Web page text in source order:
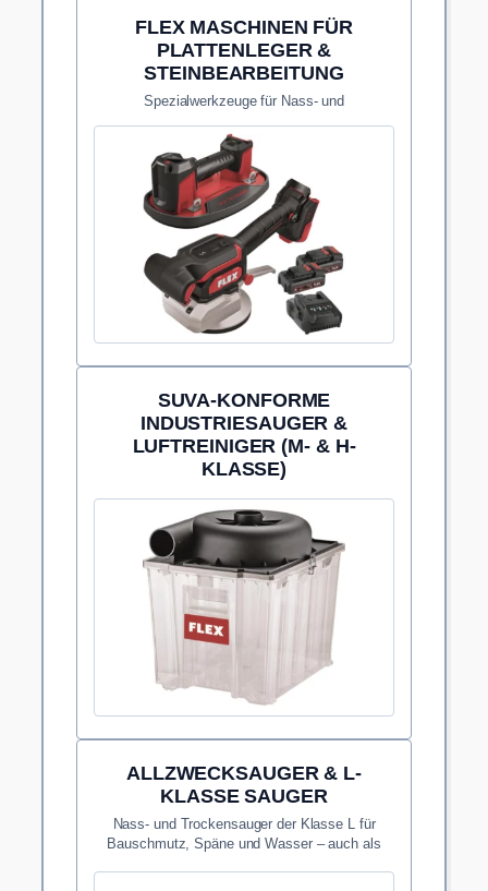
FLEX MASCHINEN FÜR
PLATTENLEGER &
STEINBEARBEITUNG
Spezialwerkzeuge für Nass- und
härtestem Feinsteinzeug.
SUVA-KONFORME
INDUSTRIESAUGER &
LUFTREINIGER (M- & H-
KLASSE)
Empfohlene Absaugung der Staubklasse M für
gesundheitsschonendes Arbeiten auf Platz.
ALLZWECKSAUGER & L-
KLASSE SAUGER
Nass- und Trockensauger der Klasse L für
Bauschmutz, Späne und Wasser – auch als